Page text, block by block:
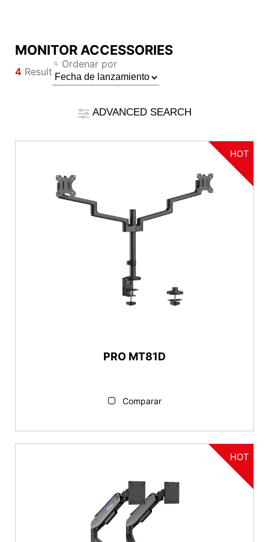
MONITOR ACCESSORIES
4 Result
Ordenar por
ADVANCED SEARCH
HOT
PRO MT81D
Comparar
HOT
Compare Result
*Las diferencias están marcadas en rojo.
{{thistitle1[key] || title[key]}}
Filter
{{feature}}